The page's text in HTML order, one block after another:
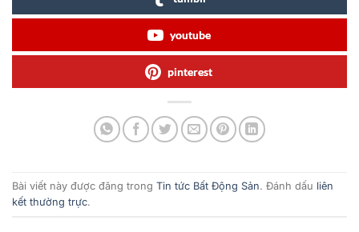
youtube
pinterest
Bài viết này được đăng trong Tin tức Bất Động Sản. Đánh dấu liên
kết thường trực.